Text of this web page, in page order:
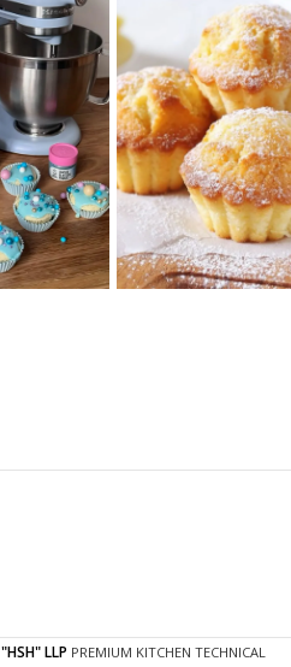
"HSH" LLP PREMIUM KITCHEN TECHNICAL